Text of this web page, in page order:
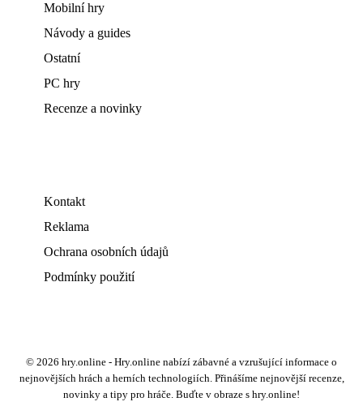
Mobilní hry
Návody a guides
Ostatní
PC hry
Recenze a novinky
Kontakt
Reklama
Ochrana osobních údajů
Podmínky použití
© 2026 hry.online - Hry.online nabízí zábavné a vzrušující informace o
nejnovějších hrách a herních technologiích. Přinášíme nejnovější recenze,
novinky a tipy pro hráče. Buďte v obraze s hry.online!